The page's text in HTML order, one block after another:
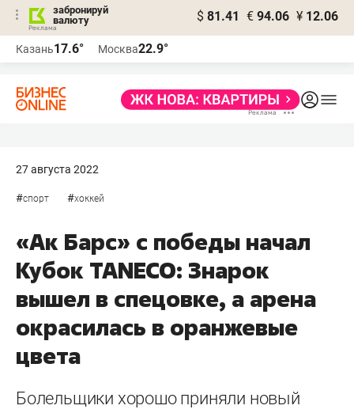
забронируй
валюту
$ 81.41 € 94.06 ¥ 12.06
Казань17.6° Москва22.9°
27 августа 2022
#спорт #хоккей
«Ак Барс» с победы начал
Кубок TANECO: Знарок
вышел в спецовке, а арена
окрасилась в оранжевые
цвета
Болельщики хорошо приняли новый